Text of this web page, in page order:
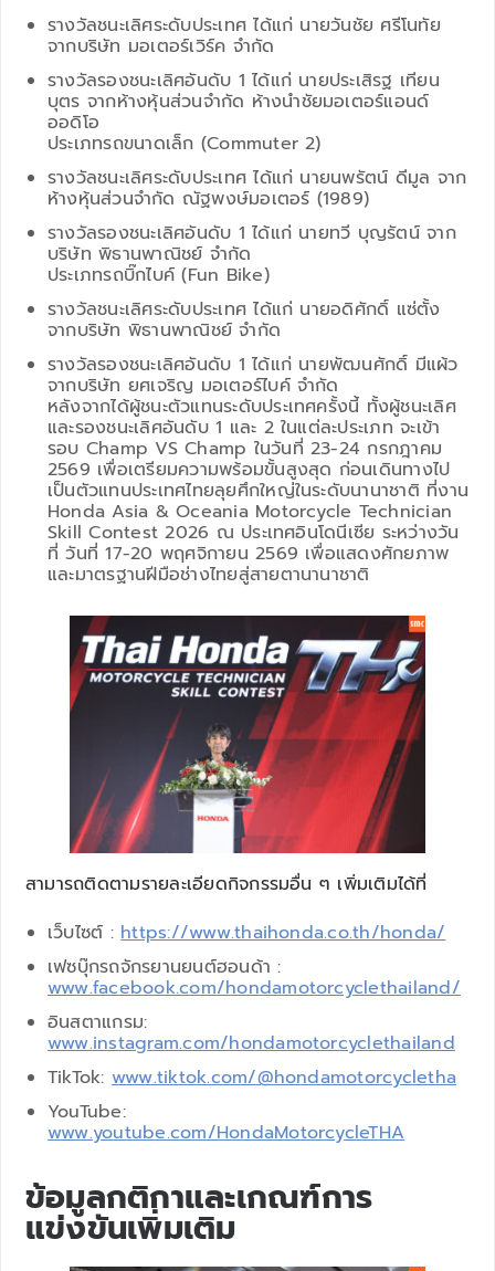
รางวัลชนะเลิศระดับประเทศ ได้แก่ นายวันชัย ศรีโนทัย
จากบริษัท มอเตอร์เวิร์ค จำกัด
รางวัลรองชนะเลิศอันดับ 1 ได้แก่ นายประเสิรฐ เทียน
บุตร จากห้างหุ้นส่วนจำกัด ห้างนำชัยมอเตอร์แอนด์
ออดิโอ
ประเภทรถขนาดเล็ก (Commuter 2)
รางวัลชนะเลิศระดับประเทศ ได้แก่ นายนพรัตน์ ดีมูล จาก
ห้างหุ้นส่วนจำกัด ณัฐพงษ์มอเตอร์ (1989)
รางวัลรองชนะเลิศอันดับ 1 ได้แก่ นายทวี บุญรัตน์ จาก
บริษัท พิธานพาณิชย์ จำกัด
ประเภทรถบิ๊กไบค์ (Fun Bike)
รางวัลชนะเลิศระดับประเทศ ได้แก่ นายอดิศักดิ์ แซ่ตั้ง
จากบริษัท พิธานพาณิชย์ จำกัด
รางวัลรองชนะเลิศอันดับ 1 ได้แก่ นายพัฒนศักดิ์ มีแผ้ว
จากบริษัท ยศเจริญ มอเตอร์ไบค์ จำกัด
หลังจากได้ผู้ชนะตัวแทนระดับประเทศครั้งนี้ ทั้งผู้ชนะเลิศ
และรองชนะเลิศอันดับ 1 และ 2 ในแต่ละประเภท จะเข้า
รอบ Champ VS Champ ในวันที่ 23-24 กรกฎาคม
2569 เพื่อเตรียมความพร้อมขั้นสูงสุด ก่อนเดินทางไป
เป็นตัวแทนประเทศไทยลุยศึกใหญ่ในระดับนานาชาติ ที่งาน
Honda Asia & Oceania Motorcycle Technician
Skill Contest 2026 ณ ประเทศอินโดนีเซีย ระหว่างวัน
ที่ วันที่ 17-20 พฤศจิกายน 2569 เพื่อแสดงศักยภาพ
และมาตรฐานฝีมือช่างไทยสู่สายตานานาชาติ
สามารถติดตามรายละเอียดกิจกรรมอื่น ๆ เพิ่มเติมได้ที่
เว็บไซต์ :https://www.thaihonda.co.th/honda/
เฟซบุ๊กรถจักรยานยนต์ฮอนด้า :
www.facebook.com/hondamotorcyclethailand/
อินสตาแกรม:
www.instagram.com/hondamotorcyclethailand
TikTok: www.tiktok.com/@hondamotorcycletha
YouTube:
www.youtube.com/HondaMotorcycleTHA
ข้อมูลกติกาและเกณฑ์การ
แข่งขันเพิ่มเติม